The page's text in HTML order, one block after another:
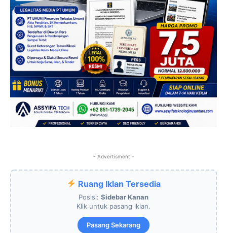
- Advertisment -
Ruang Iklan Tersedia
Posisi: Sidebar Kanan
Klik untuk pasang iklan.
Pasang Sekarang